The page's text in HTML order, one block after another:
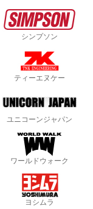
シンプソン
ティーエヌケー
ユニコーンジャパン
ワールドウォーク
ヨシムラ